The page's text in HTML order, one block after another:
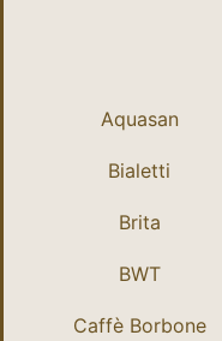
Aquasan
Bialetti
Brita
BWT
Caffè Borbone